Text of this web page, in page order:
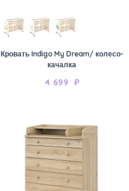
Кровать Indigo My Dream/ колесо-
качалка
4 699 ₽